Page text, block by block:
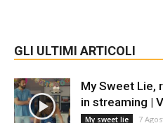
GLI ULTIMI ARTICOLI
My Sweet Lie,
in streaming |
My sweet lie 7